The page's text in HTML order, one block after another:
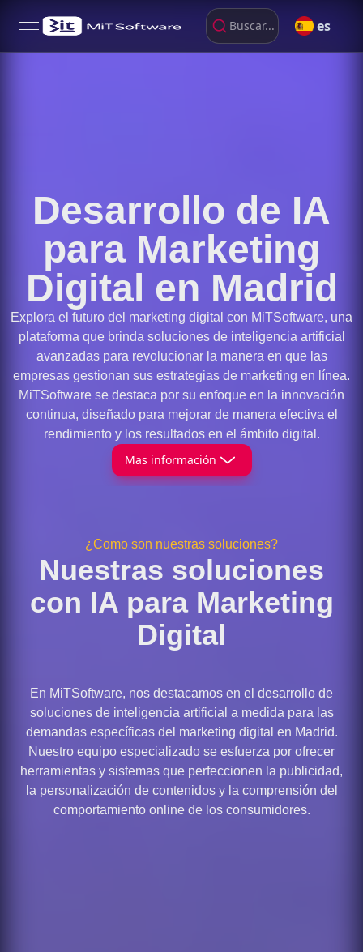
open navigation menu Buscar... es
Desarrollo de IA
para Marketing
Digital en Madrid
Explora el futuro del marketing digital con MiTSoftware, una
plataforma que brinda soluciones de inteligencia artificial
avanzadas para revolucionar la manera en que las
empresas gestionan sus estrategias de marketing en línea.
MiTSoftware se destaca por su enfoque en la innovación
continua, diseñado para mejorar de manera efectiva el
rendimiento y los resultados en el ámbito digital.
Mas información
¿Como son nuestras soluciones?
Nuestras soluciones
con IA para Marketing
Digital
En MiTSoftware, nos destacamos en el desarrollo de
soluciones de inteligencia artificial a medida para las
demandas específicas del marketing digital en Madrid.
Nuestro equipo especializado se esfuerza por ofrecer
herramientas y sistemas que perfeccionen la publicidad,
la personalización de contenidos y la comprensión del
comportamiento online de los consumidores.